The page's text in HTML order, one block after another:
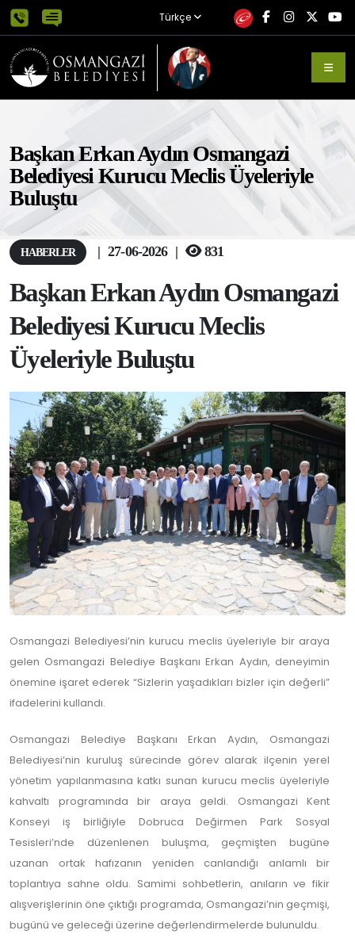
Türkçe
Başkan Erkan Aydın Osmangazi
Belediyesi Kurucu Meclis Üyeleriyle
Buluştu
HABERLER | 27-06-2026 | 831
Başkan Erkan Aydın Osmangazi
Belediyesi Kurucu Meclis
Üyeleriyle Buluştu
Osmangazi Belediyesi’nin kurucu meclis üyeleriyle bir araya
gelen Osmangazi Belediye Başkanı Erkan Aydın, deneyimin
önemine işaret ederek “Sizlerin yaşadıkları bizler için değerli”
ifadelerini kullandı.
Osmangazi Belediye Başkanı Erkan Aydın, Osmangazi
Belediyesi’nin kuruluş sürecinde görev alarak ilçenin yerel
yönetim yapılanmasına katkı sunan kurucu meclis üyeleriyle
kahvaltı programında bir araya geldi. Osmangazi Kent
Konseyi iş birliğiyle Dobruca Değirmen Park Sosyal
Tesisleri’nde düzenlenen buluşma, geçmişten bugüne
uzanan ortak hafızanın yeniden canlandığı anlamlı bir
toplantıya sahne oldu. Samimi sohbetlerin, anıların ve fikir
alışverişlerinin öne çıktığı programda, Osmangazi’nin geçmişi,
bugünü ve geleceği üzerine değerlendirmelerde bulunuldu.